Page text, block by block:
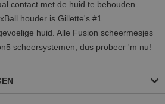
contact met de huid te behouden.
houder is Gillette's #1
huid. Alle Fusion scheermesjes
scheersystemen, dus probeer 'm nu!